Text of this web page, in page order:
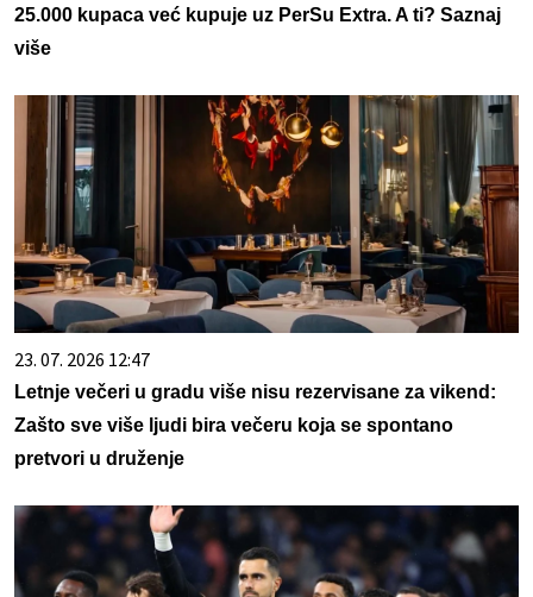
25.000 kupaca već kupuje uz PerSu Extra. A ti? Saznaj
više
23. 07. 2026 12:47
Letnje večeri u gradu više nisu rezervisane za vikend:
Zašto sve više ljudi bira večeru koja se spontano
pretvori u druženje